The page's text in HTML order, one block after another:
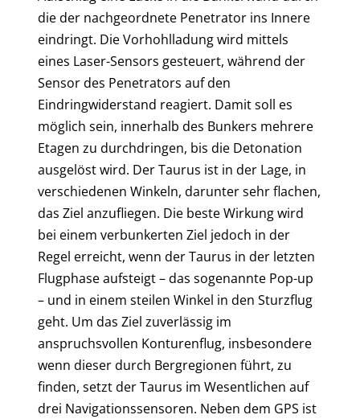
die der nachgeordnete Penetrator ins Innere
eindringt. Die Vorhohlladung wird mittels
eines Laser-Sensors gesteuert, während der
Sensor des Penetrators auf den
Eindringwiderstand reagiert. Damit soll es
möglich sein, innerhalb des Bunkers mehrere
Etagen zu durchdringen, bis die Detonation
ausgelöst wird. Der Taurus ist in der Lage, in
verschiedenen Winkeln, darunter sehr flachen,
das Ziel anzufliegen. Die beste Wirkung wird
bei einem verbunkerten Ziel jedoch in der
Regel erreicht, wenn der Taurus in der letzten
Flugphase aufsteigt – das sogenannte Pop-up
– und in einem steilen Winkel in den Sturzflug
geht. Um das Ziel zuverlässig im
anspruchsvollen Konturenflug, insbesondere
wenn dieser durch Bergregionen führt, zu
finden, setzt der Taurus im Wesentlichen auf
drei Navigationssensoren. Neben dem GPS ist